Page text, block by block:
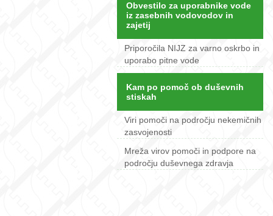
Obvestilo za uporabnike vode
iz zasebnih vodovodov in
zajetij
Priporočila NIJZ za varno oskrbo in
uporabo pitne vode
Kam po pomoč ob duševnih
stiskah
Viri pomoči na področju nekemičnih
zasvojenosti
Mreža virov pomoči in podpore na
področju duševnega zdravja